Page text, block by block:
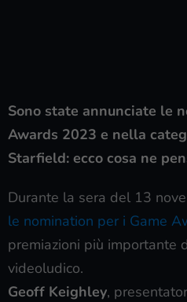
Sono state annunciate le
Awards 2023 e nella
Starfield: ecco cosa ne
Durante la sera del 13
le nomination per i Game
premiazioni più importante
videoludico.
Geoff Keighley,